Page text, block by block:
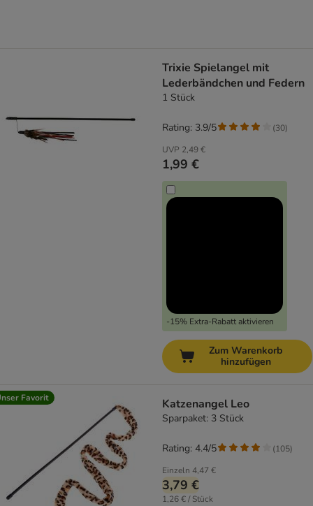
Trixie Spielangel mit
Lederbändchen und Federn
1 Stück
UVP 2,49 €
1,99 €
-15% Extra-Rabatt aktivieren
Rating: 3.9/5 (30)
Zum Warenkorb
hinzufügen
Favorit Katzenangel Leo
Sparpaket: 3 Stück
Einzeln 4,47 €
3,79 €
1,26 € / Stück
Rating: 4.4/5 (105)